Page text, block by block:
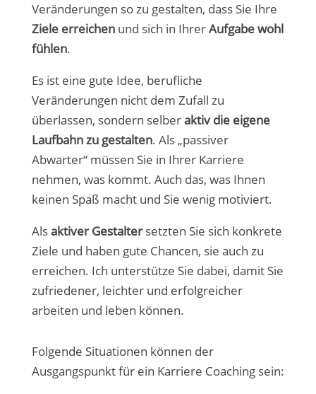
Veränderungen so zu gestalten, dass Sie Ihre
Ziele erreichenund sich in IhrerAufgabe wohl
fühlen.
Es ist eine gute Idee, berufliche
Veränderungen nicht dem Zufall zu
überlassen, sondern selberaktiv die eigene
Laufbahn zu gestalten. Als „passiver
Abwarter“ müssen Sie in Ihrer Karriere
nehmen, was kommt. Auch das, was Ihnen
keinen Spaß macht und Sie wenig motiviert.
Alsaktiver Gestaltersetzten Sie sich konkrete
Ziele und haben gute Chancen, sie auch zu
erreichen. Ich unterstütze Sie dabei, damit Sie
zufriedener, leichter und erfolgreicher
arbeiten und leben können.
Folgende Situationen können der
Ausgangspunkt für ein Karriere Coaching sein: